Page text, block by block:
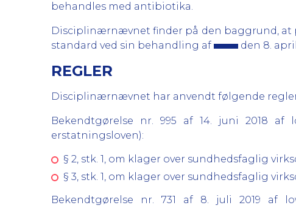
behandles med antibiotika.
Disciplinærnævnet finder på den baggrund, at
standard ved sin behandling af
den 8.
REGLER
Disciplinærnævnet har anvendt følgende
Bekendtgørelse nr. 995 af 14. juni 2018
erstatningsloven):
§ 2, stk. 1, om klager over sundhedsfaglig
§ 3, stk. 1, om klager over sundhedsfaglig
Bekendtgørelse nr. 731 af 8. juli 2019 af